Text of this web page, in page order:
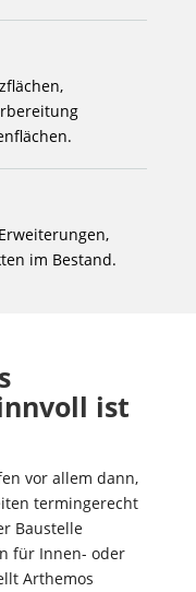
im Bestand.
ist
vor allem dann,
termingerecht
Baustelle
für Innen- oder
Arthemos